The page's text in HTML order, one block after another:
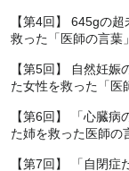
【第4回】 645gの
救った「医師の言葉」
【第5回】 自然妊
た女性を救った「医
【第6回】 「心臓
た姉を救った医師の
【第7回】 「自閉